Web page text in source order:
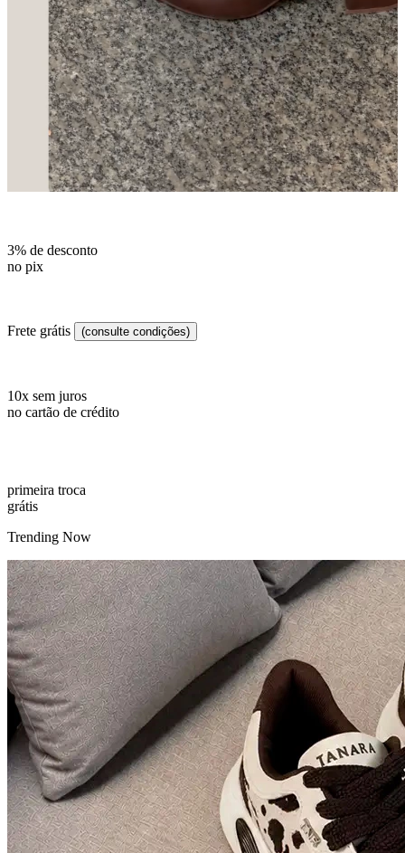
3% de desconto
no pix
Frete grátis (consulte condições)
10x sem juros
no cartão de crédito
primeira troca
grátis
Trending Now